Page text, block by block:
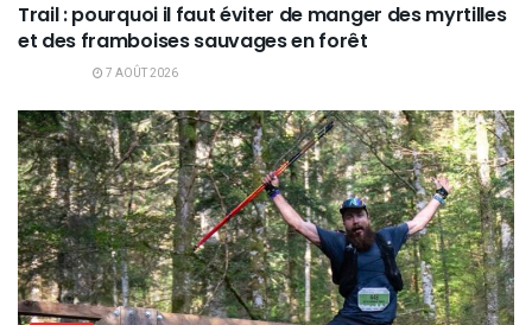
Trail : pourquoi il faut éviter de manger des myrtilles
et des framboises sauvages en forêt
7 AOÛT 2026